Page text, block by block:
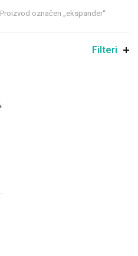
Proizvod označen „ekspander“
Filteri